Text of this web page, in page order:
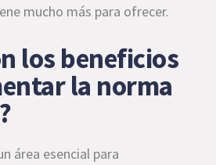
mucho más para ofrecer.
los beneficios
la norma
área esencial para